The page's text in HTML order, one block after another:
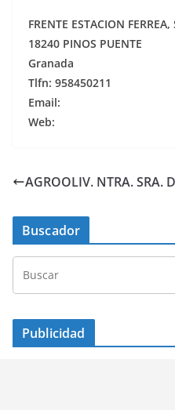
FRENTE ESTACION FERREA,
18240 PINOS PUENTE
Granada
Tlfn: 958450211
Email:
Web:
AGROOLIV. NTRA. SRA.
Buscador
Publicidad